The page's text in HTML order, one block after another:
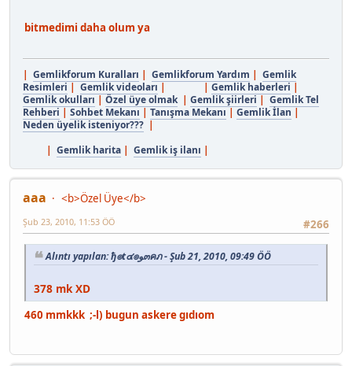
bitmedimi daha olum ya
| Gemlikforum Kuralları | Gemlikforum Yardım | Gemlik
Resimleri | Gemlik videoları | | Gemlik haberleri |
Gemlik okulları | Özel üye olmak| Gemlik şiirleri | Gemlik Tel
Rehberi | Sohbet Mekanı | Tanışma Mekanı | Gemlik İlan |
Neden üyelik isteniyor??? |
| Gemlik harita | Gemlik iş ilanı |
aaa
<b>Özel Üye</b>
#266
Şub 23, 2010, 11:53 ÖÖ
Alıntı yapılan: ђ๏t๔๏ﻮ๓คภ - Şub 21, 2010, 09:49 ÖÖ
378 mk XD
460 mmkkk ;-l) bugun askere gıdıom